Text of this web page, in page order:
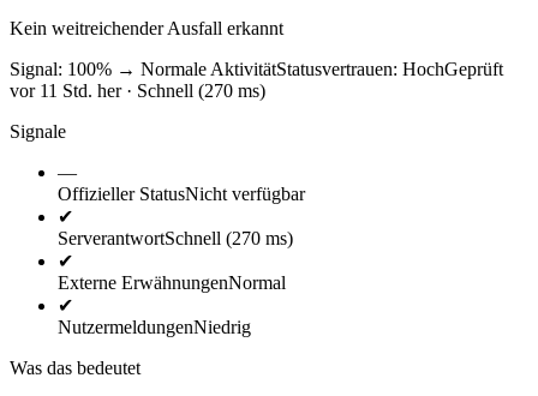
Kein weitreichender Ausfall erkannt
Signal: 100% → Normale AktivitätStatusvertrauen: HochGeprüft
vor 11 Std. her · Schnell (270 ms)
Signale
—
Offizieller StatusNicht verfügbar
✔
ServerantwortSchnell (270 ms)
✔
Externe ErwähnungenNormal
✔
NutzermeldungenNiedrig
Was das bedeutet